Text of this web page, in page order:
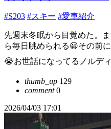
#S203 #スキー #愛車紹介
先週末冬眠から目覚めた。
ら毎日眺められる😀その前
😭お世話になってるノルデ
thumb_up 129
comment0
2026/04/03 17:01